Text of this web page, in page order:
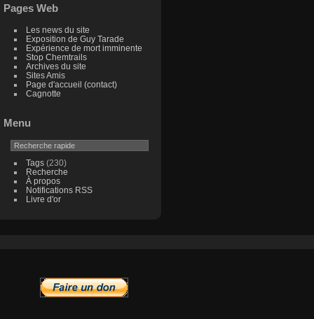
Pages Web
Les news du site
Exposition de Guy Tarade
Expérience de mort imminente
Stop Chemtrails
Archives du site
Sites Amis
Page d'accueil (contact)
Cagnotte
Menu
Tags(230)
Recherche
À propos
Notifications RSS
Livre d'or